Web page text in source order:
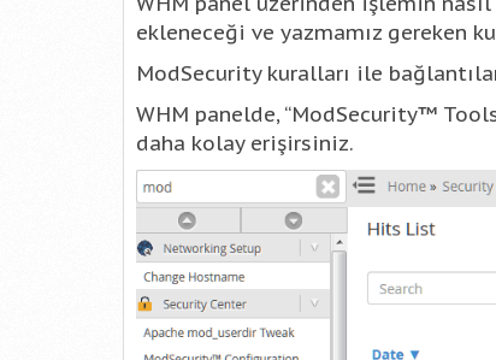
ekleneceği ve yazmamız gereken
ModSecurity kuralları ile
WHM panelde, “ModSecurity™
daha kolay erişirsiniz.